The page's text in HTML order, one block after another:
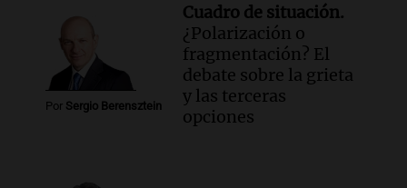
Por Sergio Berensztein
Cuadro de situación.
¿Polarización o
fragmentación? El
debate sobre la grieta
y las terceras
opciones